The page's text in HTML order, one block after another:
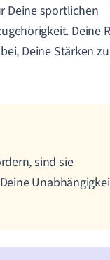
Deine sportlichen
Deine
Deine Stärken zu
sind sie